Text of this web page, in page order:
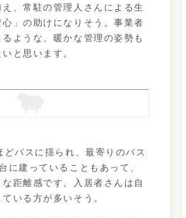
、常駐の管理人さんによる生
」の助けになりそう。事業者
ような、暖かな管理の姿勢も
と思います。
バスに揺られ、最寄りのバス
に建っていることもあって、
距離感です。入居者さんは自
いる方が多いそう。